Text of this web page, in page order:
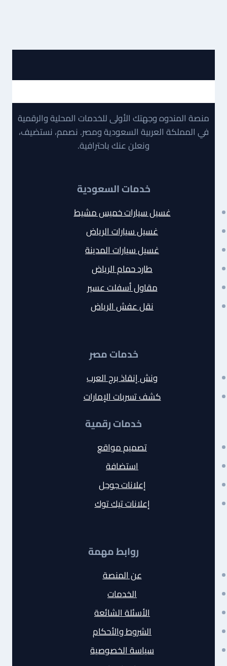
منصة المندوه وجهتك الأولى للخدمات المحلية والرقمية
في المملكة العربية السعودية ومصر. نصمم، نستضيف،
ونعلن عنك باحترافية.
خدمات السعودية
غسيل سيارات خميس مشيط
غسيل سيارات الرياض
غسيل سيارات المدينة
طارد حمام الرياض
مقاول أسفلت عسير
نقل عفش الرياض
خدمات مصر
ونش إنقاذ برج العرب
كشف تسربات الإمارات
خدمات رقمية
تصميم مواقع
استضافة
إعلانات جوجل
إعلانات تيك توك
روابط مهمة
عن المنصة
الخدمات
الأسئلة الشائعة
الشروط والأحكام
سياسة الخصوصية